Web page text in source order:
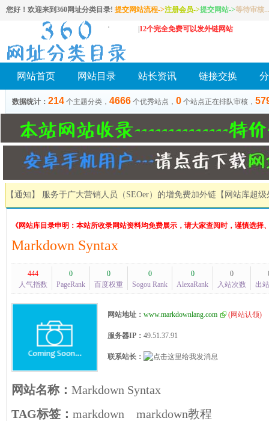
您好！欢迎来到360网址分类目录! 提交网站流程->注册会员->提交网站->等待审核...
12个完全免费可以发外链网站
网站首页 网站目录 站长资讯 链接交换
数据统计： 214 个主题分类， 4666 个优秀站点， 0 个站点正在排队审核，
【通知】 服务于广大营销人员（SEOer）的增免费加外链 【网站库超
《网站库目录申明：本站所收录网站资料均免费展示，请大家查阅时，谨慎选择
Markdown Syntax
444
人气指数
0
PageRank
0
百度权重
0
Sogou Rank
0
AlexaRank
0
入站次数
出
网站地址： www.markdownlang.com (网站认领)
服务器IP： 49.51.37.91
联系站长：
网站名称： Markdown Syntax
TAG标签： markdown
markdown教程